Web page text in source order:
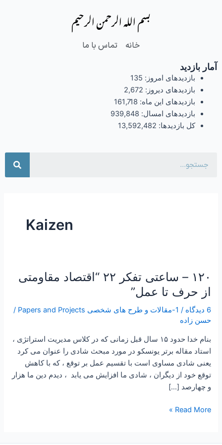
بسم الله الرحمن الرحیم
خانه تماس با ما
آمار بازدید
بازدیدهای امروز: 135
بازدیدهای دیروز: 2,672
بازدیدهای این ماه: 161,718
بازدیدهای امسال: 939,848
کل بازدیدها: 13,592,482
Kaizen
۱۲۰ – ساعتی تفکر ۲۲ “اقتصاد مقاومتی
از حرف تا عمل”
6 دیدگاه / 1-مقالات و طرح های شخصی Papers and Projects
/
حسن زاده
بنام خدا حدود ۱۵ سال قبل زمانی که در کلاس مدیریت استراتژی ،
استاد مقاله برتر یونسکو در مورد مبحث شادی را عنوان می کرد
یعنی شادی مساوی است با تقسیم عمل بر توقع ، که با کاهش
توقع خود از دیگران ، شادی ما افزایش می یابد ، دیدم دین ما هزار
و چهارصد […]
۱۲۰
–
ساعتی
تفکر
۲۲
“اقتصاد
مقاومتی
عمل”
Read More »